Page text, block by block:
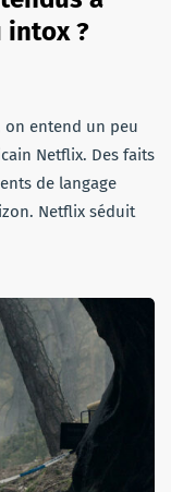
intox ?
on entend un peu
Netflix. Des faits
de langage
Netflix séduit